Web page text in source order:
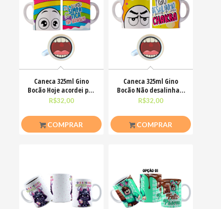
Caneca 325ml Gino
Bocão Hoje acordei pra
ser simpática não
R$32,00
COMPRAR
Caneca 325ml Gino
Bocão Não desalinha a
porra do meu chakra
R$32,00
COMPRAR